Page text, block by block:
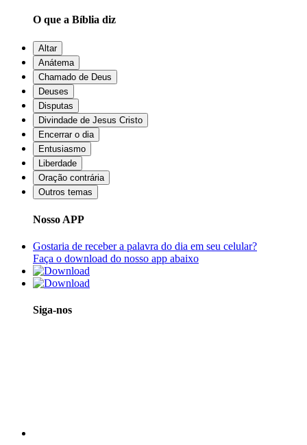
O que a Bíblia diz
Altar
Anátema
Chamado de Deus
Deuses
Disputas
Divindade de Jesus Cristo
Encerrar o dia
Entusiasmo
Liberdade
Oração contrária
Outros temas
Nosso APP
Gostaria de receber a palavra do dia em seu celular?
Faça o download do nosso app abaixo
Siga-nos